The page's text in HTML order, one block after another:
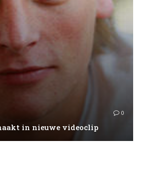
0
in nieuwe videoclip